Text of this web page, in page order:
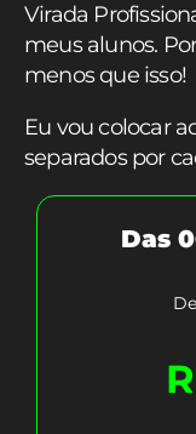
Virada
meus alunos.
menos que isso!
Eu vou colocar
separados por
Das